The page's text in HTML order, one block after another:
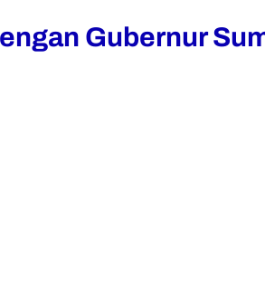
Gubernur